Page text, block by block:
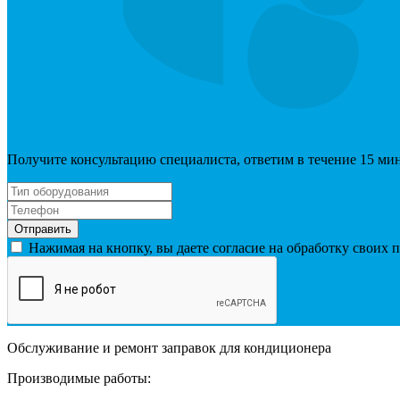
Получите консультацию специалиста, ответим в течение 15
Отправить
Нажимая на кнопку, вы даете согласие на обработку своих
Обслуживание и ремонт заправок для кондиционера
Производимые работы: